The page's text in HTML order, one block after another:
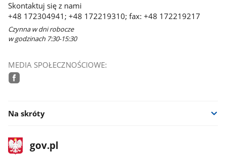
Skontaktuj się z nami
+48 172304941; +48 172219310; fax: +48 172219217
Czynna w dni robocze
w godzinach 7:30-15:30
MEDIA SPOŁECZNOŚCIOWE:
Na skróty
stopka
gov.plStrona
gov.pl